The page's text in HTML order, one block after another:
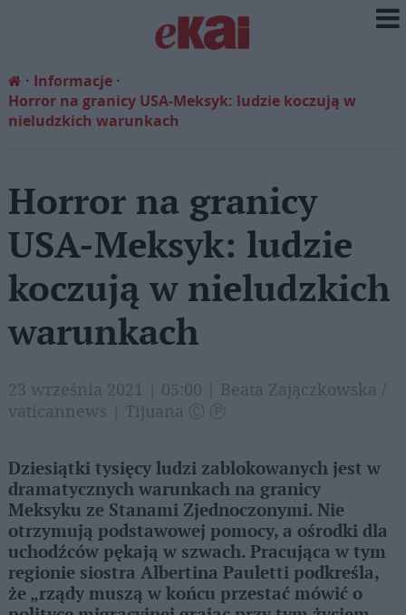
Informacje
Horror na granicy USA-Meksyk: ludzie koczują w
nieludzkich warunkach
Horror na granicy
USA-Meksyk: ludzie
koczują w nieludzkich
warunkach
23 września 2021 | 05:00 | Beata Zajączkowska /
vaticannews | Tijuana Ⓒ Ⓟ
Dziesiątki tysięcy ludzi zablokowanych jest w
dramatycznych warunkach na granicy
Meksyku ze Stanami Zjednoczonymi. Nie
otrzymują podstawowej pomocy, a ośrodki dla
uchodźców pękają w szwach. Pracująca w tym
regionie siostra Albertina Pauletti podkreśla,
że „rządy muszą w końcu przestać mówić o